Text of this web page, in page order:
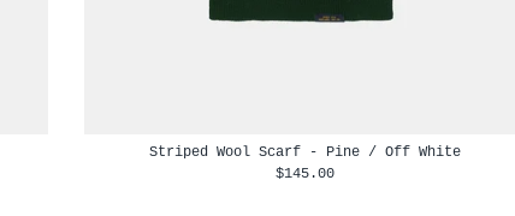
Striped Wool Scarf - Pine / Off White
$145.00